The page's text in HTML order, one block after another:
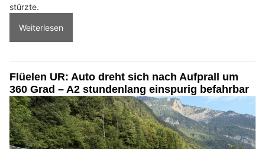
stürzte.
Weiterlesen
Flüelen UR: Auto dreht sich nach Aufprall um
360 Grad – A2 stundenlang einspurig befahrbar